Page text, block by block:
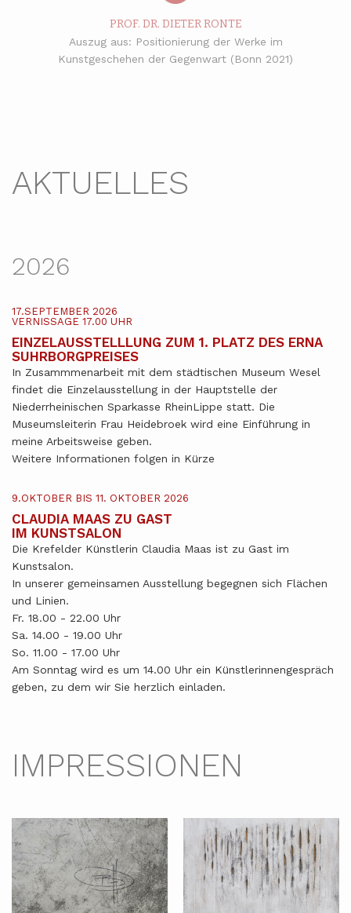
PROF. DR. DIETER RONTE
Auszug aus: Positionierung der Werke im
Kunstgeschehen der Gegenwart (Bonn 2021)
AKTUELLES
2026
17.SEPTEMBER 2026
VERNISSAGE 17.00 UHR
EINZELAUSSTELLLUNG ZUM 1. PLATZ DES ERNA
SUHRBORGPREISES
In Zusammmenarbeit mit dem städtischen Museum Wesel
findet die Einzelausstellung in der Hauptstelle der
Niederrheinischen Sparkasse RheinLippe statt. Die
Museumsleiterin Frau Heidebroek wird eine Einführung in
meine Arbeitsweise geben.
Weitere Informationen folgen in Kürze
9.OKTOBER BIS 11. OKTOBER 2026
CLAUDIA MAAS ZU GAST
IM KUNSTSALON
Die Krefelder Künstlerin Claudia Maas ist zu Gast im
Kunstsalon.
In unserer gemeinsamen Ausstellung begegnen sich Flächen
und Linien.
Fr. 18.00 - 22.00 Uhr
Sa. 14.00 - 19.00 Uhr
So. 11.00 - 17.00 Uhr
Am Sonntag wird es um 14.00 Uhr ein Künstlerinnengespräch
geben, zu dem wir Sie herzlich einladen.
IMPRESSIONEN